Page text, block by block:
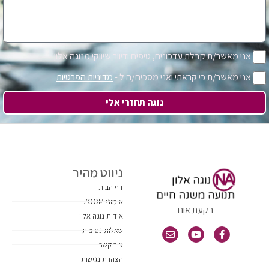
אני מאשר/ת קבלת עדכונים, טיפים ודיוור שיווקי מנוגה אלון
אני מאשר/ת כי קראתי ואני מסכים/ה ל -מדיניות הפרטיות
נוגה תחזרי אלי
בקעת אונו
ניווט מהיר
דף הבית
אימוני ZOOM
אודות נוגה אלון
שאלות נפוצות
צור קשר
הצהרת נגישות